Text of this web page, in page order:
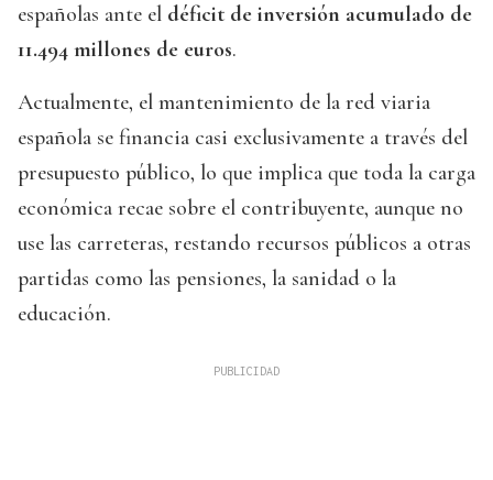
españolas ante el déficit de inversión acumulado de
11.494 millones de euros.
Actualmente, el mantenimiento de la red viaria
española se financia casi exclusivamente a través del
presupuesto público, lo que implica que toda la carga
económica recae sobre el contribuyente, aunque no
use las carreteras, restando recursos públicos a otras
partidas como las pensiones, la sanidad o la
educación.